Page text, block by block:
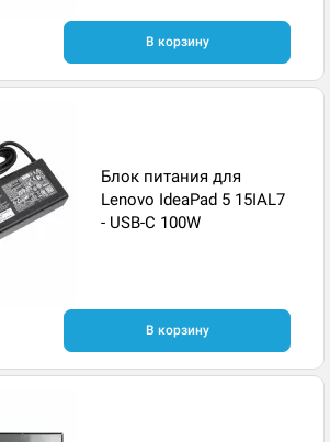
В корзину
Блок питания для
Lenovo IdeaPad 5 15IAL7
- USB-C 100W
В корзину